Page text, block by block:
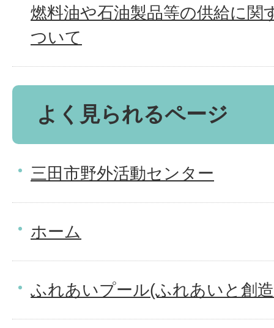
燃料油や石油製品等の供給に関
ついて
よく見られるページ
三田市野外活動センター
ホーム
ふれあいプール(ふれあいと創